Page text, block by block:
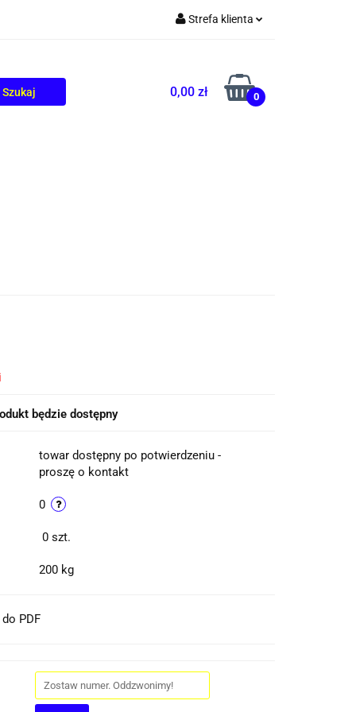
Strefa klienta
Zarejestruj się
Dodaj zgłoszenie
0,00 zł 0
będzie dostępny
towar dostępny po potwierdzeniu -
proszę o kontakt
0
0 szt.
200 kg
PDF